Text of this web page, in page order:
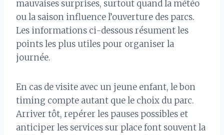
mauvaises surprises, surtout quand la météo
ou la saison influence l’ouverture des parcs.
Les informations ci-dessous résument les
points les plus utiles pour organiser la
journée.
En cas de visite avec un jeune enfant, le bon
timing compte autant que le choix du parc.
Arriver tôt, repérer les pauses possibles et
anticiper les services sur place font souvent la